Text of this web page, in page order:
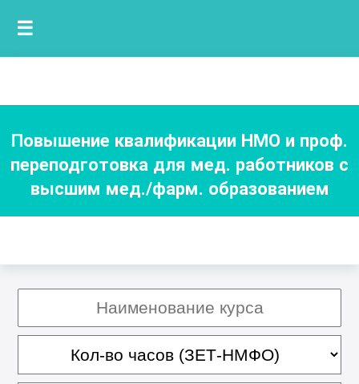
☰
Повышение квалификации НМО и проф.
переподготовка для мед. работников с
высшим мед./фарм. образованием